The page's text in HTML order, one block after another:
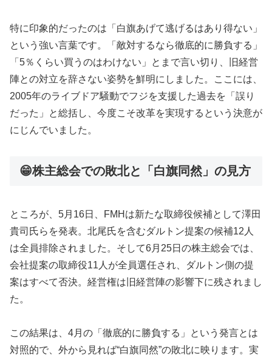
特に印象的だったのは「白旗あげて逃げるはあり得ない」
という強い言葉です。「敵対するなら徹底的に勝負する」
「5％くらい買うのはわけない」とまで言い切り、旧経営
陣との対立を辞さない姿勢を鮮明にしました。ここには、
2005年のライブドア騒動でフジを支援した過去を「誤り
だった」と総括し、今度こそ改革を実現するという決意が
にじんでいました。
😁株主総会での敗北と「白旗同然」の見方
ところが、5月16日、FMHは新たな取締役候補として澤田
貴司氏らを発表。北尾氏を含むダルトン提案の候補12人
は全員排除されました。そして6月25日の株主総会では、
会社提案の取締役11人が全員選任され、ダルトン側の提
案はすべて否決。経営権は旧経営陣の影響下に残されまし
た。
この結果は、4月の「徹底的に勝負する」という発言とは
対照的で、外から見れば“白旗同然”の敗北に映ります。実